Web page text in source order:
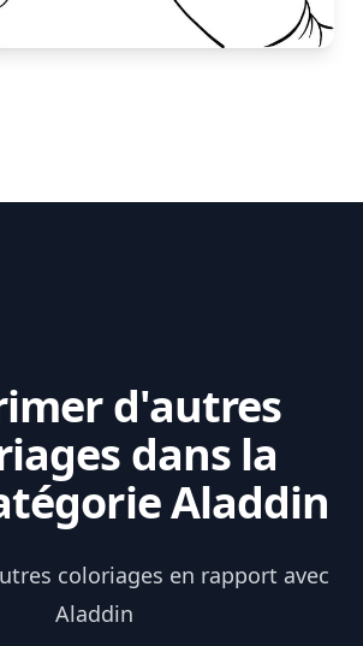
d'autres
dans la
Aladdin
coloriages en rapport avec
Aladdin